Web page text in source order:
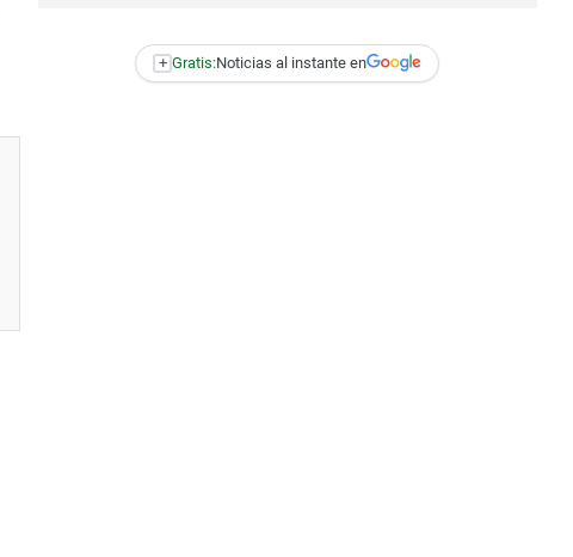
+ Gratis:Noticias al instante en